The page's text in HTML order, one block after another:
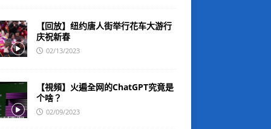
【回放】纽约唐人街举行花车大游行
庆祝新春
02/13/2023
【視頻】火遍全网的ChatGPT究竟是
个啥？
02/09/2023